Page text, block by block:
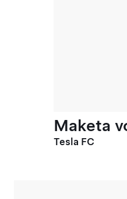
Maketa
Tesla FC